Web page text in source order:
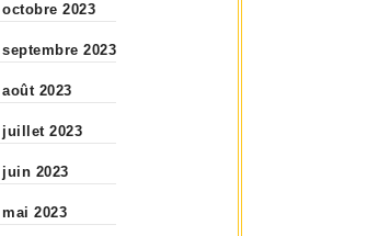
octobre 2023
septembre 2023
août 2023
juillet 2023
juin 2023
mai 2023